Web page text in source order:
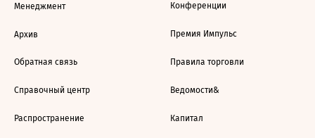
Менеджмент
Архив
Обратная связь
Справочный центр
Распространение
Конференции
Премия Импульс
Правила торговли
Ведомости&
Капитал